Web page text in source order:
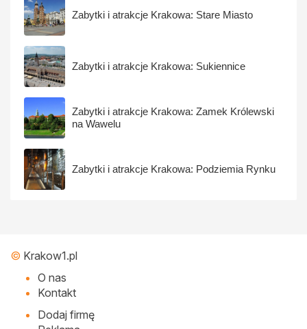
Zabytki i atrakcje Krakowa: Stare Miasto
Zabytki i atrakcje Krakowa: Sukiennice
Zabytki i atrakcje Krakowa: Zamek Królewski
na Wawelu
Zabytki i atrakcje Krakowa: Podziemia Rynku
© Krakow1.pl
O nas
Kontakt
Dodaj firmę